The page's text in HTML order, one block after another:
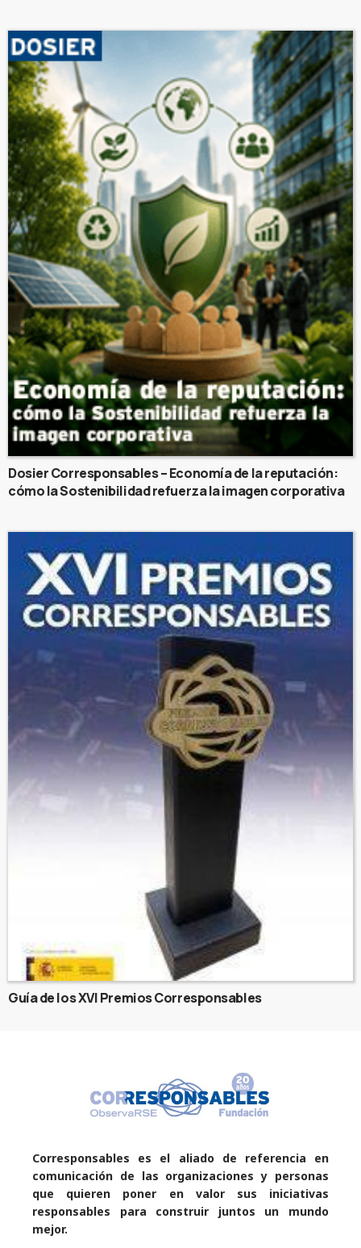
Dosier Corresponsables – Economía de la reputación:
cómo la Sostenibilidad refuerza la imagen corporativa
Guía de los XVI Premios Corresponsables
Corresponsables es el aliado de referencia en
comunicación de las organizaciones y personas
que quieren poner en valor sus iniciativas
responsables para construir juntos un mundo
mejor.